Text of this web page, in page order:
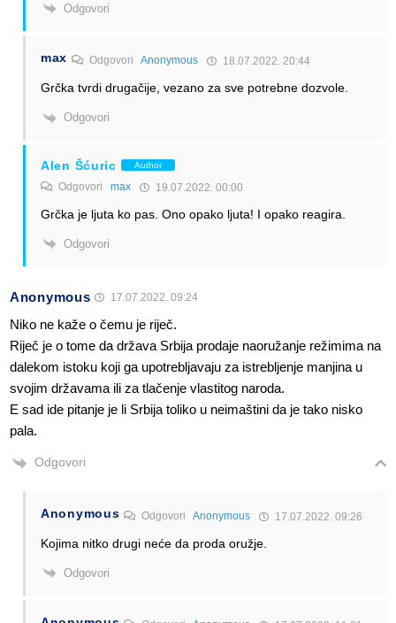
Odgovori
max OdgovoriAnonymous 18.07.2022. 20:44
Grčka tvrdi drugačije, vezano za sve potrebne dozvole.
Odgovori
Alen Šćuric Author
Odgovori max 19.07.2022. 00:00
Grčka je ljuta ko pas. Ono opako ljuta! I opako reagira.
Odgovori
Anonymous 17.07.2022. 09:24
Niko ne kaže o čemu je riječ.
Riječ je o tome da država Srbija prodaje naoružanje režimima na
dalekom istoku koji ga upotrebljavaju za istrebljenje manjina u
svojim državama ili za tlačenje vlastitog naroda.
E sad ide pitanje je li Srbija toliko u neimaštini da je tako nisko
pala.
Odgovori
Anonymous OdgovoriAnonymous 17.07.2022. 09:26
Kojima nitko drugi neće da proda oružje.
Odgovori